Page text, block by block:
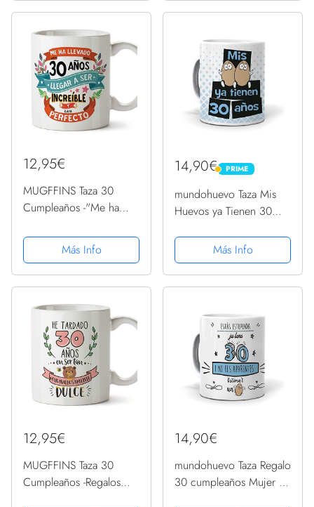
12,95€
MUGFFINS Taza 30
Cumpleaños -"Me ha
ser increíble y casi
perfecto - Regalos
Desayuno Feliz
Cumpleaños
Más Info
14,90€ PRIME
PRIME
mundohuevo Taza Mis
Huevos ya Tienen 30
Más Info
12,95€
MUGFFINS Taza 30
Cumpleaños -Regalos
14,90€
mundohuevo Taza Regalo
30 cumpleaños Mujer en